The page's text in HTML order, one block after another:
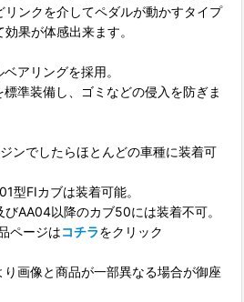
ンクを介してペダルが動かすタイプ
果が体感出来ます。
アリングを採用。
準装備し、ゴミなどの侵入を防ぎま
ンでしたらほとんどの車種に装着可
型FIカブは装着可能。
AA04以降のカブ50には装着不可。
ページはコチラをクリック
画像と商品が一部異なる場合が御座